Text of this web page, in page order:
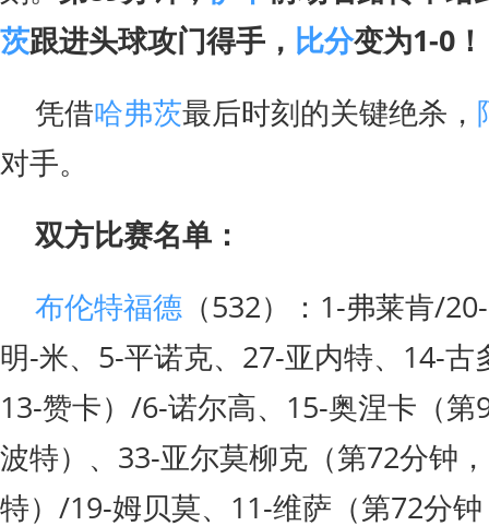
茨跟进头球攻门得手， 比分变为1-0！
凭借哈弗茨最后时刻的关键绝杀，
对手。
双方比赛名单：
布伦特福德 （532）：1-弗莱肯/
明-米、5-平诺克、27-亚内特、14-古
13-赞卡）/6-诺尔高、15-奥涅卡（
波特）、33-亚尔莫柳克（第72分钟
特）/19-姆贝莫、11-维萨（第72分